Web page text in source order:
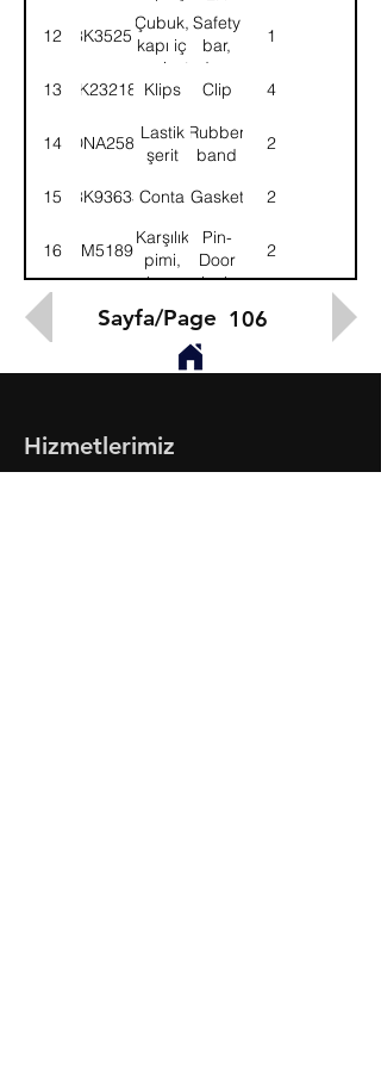
Sol
açma
kolu-
Sol
12 8K35251
Çubuk,
kapı iç
emniyet-
Sol
Safety
bar,
door
inner-
1
13 8K232184Klips Clip 4
14 DNA2586
Lastik
şerit
Rubber
band
2
15 8K93633Conta Gasket 2
16 8M51894
Karşılık
pimi,
kapı
takozu
Pin-
Door
lock
check
2
Sayfa/Page 106
Hizmetlerimiz